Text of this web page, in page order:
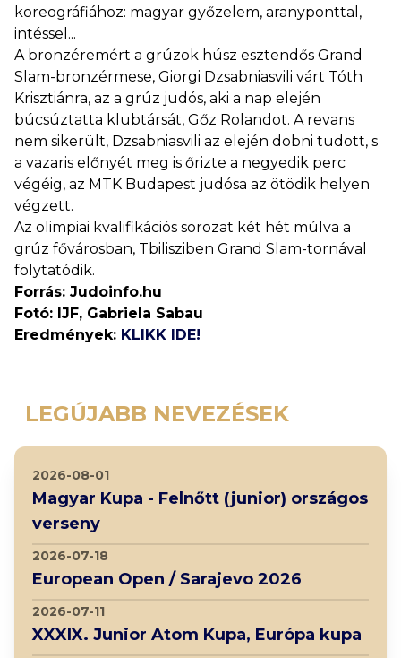
koreográfiához: magyar győzelem, aranyponttal,
intéssel...
A bronzéremért a grúzok húsz esztendős Grand
Slam-bronzérmese, Giorgi Dzsabniasvili várt Tóth
Krisztiánra, az a grúz judós, aki a nap elején
búcsúztatta klubtársát, Gőz Rolandot. A revans
nem sikerült, Dzsabniasvili az elején dobni tudott, s
a vazaris előnyét meg is őrizte a negyedik perc
végéig, az MTK Budapest judósa az ötödik helyen
végzett.
Az olimpiai kvalifikációs sorozat két hét múlva a
grúz fővárosban, Tbilisziben Grand Slam-tornával
folytatódik.
Forrás: Judoinfo.hu
Fotó: IJF, Gabriela Sabau
Eredmények: KLIKK IDE!
LEGÚJABB NEVEZÉSEK
2026-08-01
Magyar Kupa - Felnőtt (junior) országos
verseny
2026-07-18
European Open / Sarajevo 2026
2026-07-11
XXXIX. Junior Atom Kupa, Európa kupa